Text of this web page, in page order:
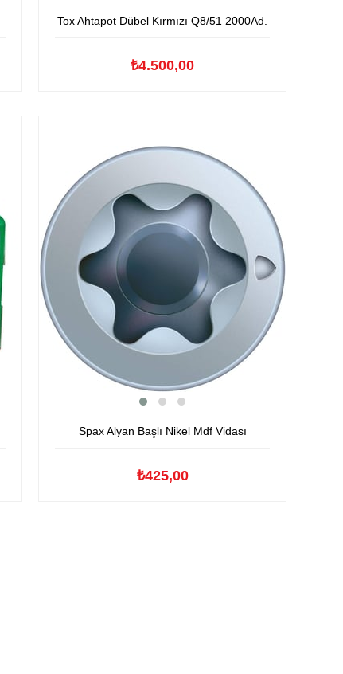
Tox Ahtapot Dübel Kırmızı Q8/51 2000Ad.
₺4.500,00
Spax Alyan Başlı Nikel Mdf Vidası
₺425,00